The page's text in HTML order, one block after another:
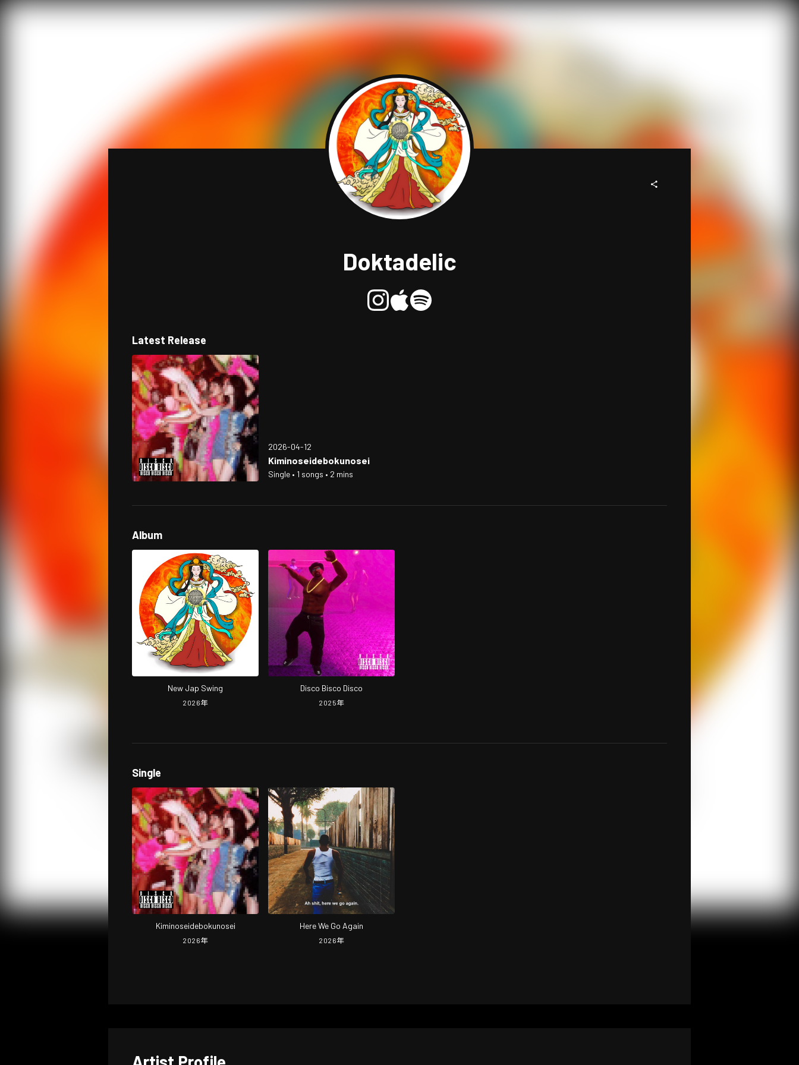
Doktadelic
Latest Release
2026-04-12
Kiminoseidebokunosei
Single • 1 songs • 2 mins
Album
New Jap Swing
2026年
Disco Bisco Disco
2025年
Single
Kiminoseidebokunosei
2026年
Here We Go Again
2026年